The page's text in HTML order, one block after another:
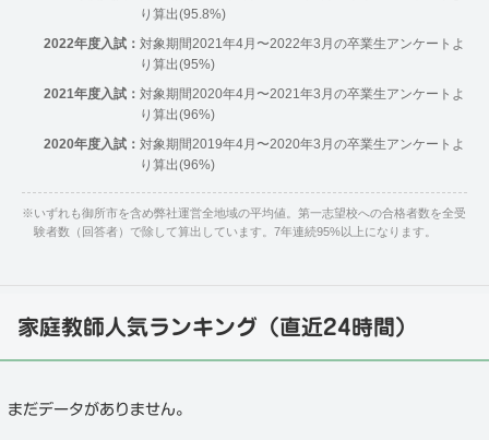
り算出(95.8%)
2022年度入試： 対象期間2021年4月〜2022年3月の卒業生アンケートよ
り算出(95%)
2021年度入試： 対象期間2020年4月〜2021年3月の卒業生アンケートよ
り算出(96%)
2020年度入試： 対象期間2019年4月〜2020年3月の卒業生アンケートよ
り算出(96%)
※いずれも御所市を含め弊社運営全地域の平均値。第一志望校への合格者数を全受
験者数（回答者）で除して算出しています。7年連続95%以上になります。
家庭教師人気ランキング（直近24時間）
まだデータがありません。